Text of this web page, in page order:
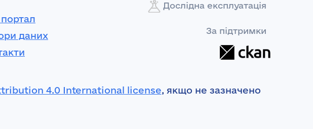
даних
Дослідна експлуатація
За підтримки
4.0 International license, якщо не зазначено